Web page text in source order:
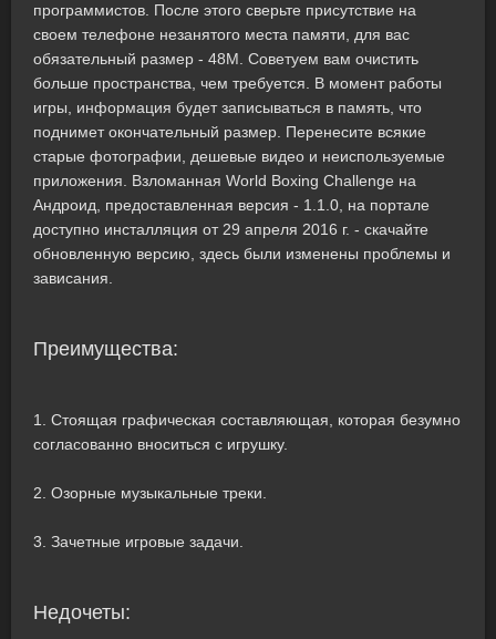
программистов. После этого сверьте присутствие на
своем телефоне незанятого места памяти, для вас
обязательный размер - 48M. Советуем вам очистить
больше пространства, чем требуется. В момент работы
игры, информация будет записываться в память, что
поднимет окончательный размер. Перенесите всякие
старые фотографии, дешевые видео и неиспользуемые
приложения. Взломанная World Boxing Challenge на
Андроид, предоставленная версия - 1.1.0, на портале
доступно инсталляция от 29 апреля 2016 г. - скачайте
обновленную версию, здесь были изменены проблемы и
зависания.
Преимущества:
1. Стоящая графическая составляющая, которая безумно
согласованно вноситься с игрушку.
2. Озорные музыкальные треки.
3. Зачетные игровые задачи.
Недочеты: